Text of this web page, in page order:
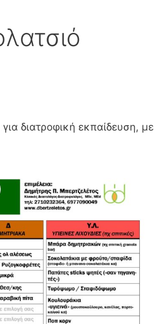
διατροφική εκπαίδευση, με